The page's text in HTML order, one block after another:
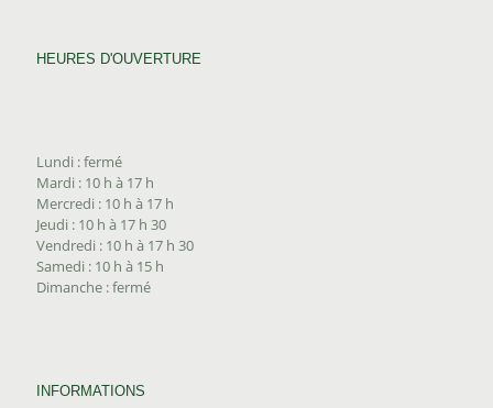
HEURES D'OUVERTURE
Lundi : fermé
Mardi : 10 h à 17 h
Mercredi : 10 h à 17 h
Jeudi : 10 h à 17 h 30
Vendredi : 10 h à 17 h 30
Samedi : 10 h à 15 h
Dimanche : fermé
INFORMATIONS